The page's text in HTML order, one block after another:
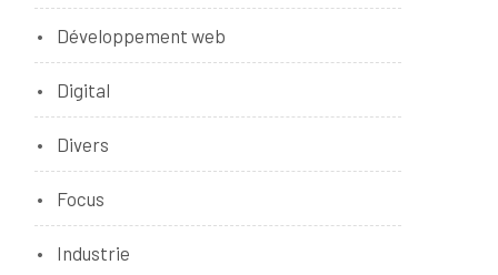
Développement web
Digital
Divers
Focus
Industrie